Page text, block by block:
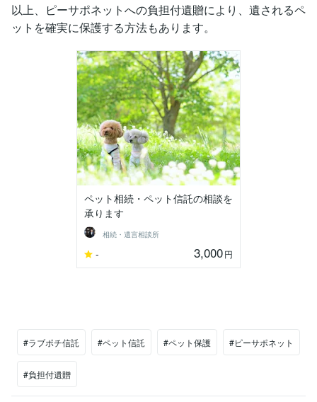
以上、ピーサポネットへの負担付遺贈により、遺されるペ
ットを確実に保護する方法もあります。
ペット相続・ペット信託の相談を
承ります
相続・遺言相談所
- 3,000円
#ラブポチ信託 #ペット信託 #ペット保護 #ピーサポネット
#負担付遺贈